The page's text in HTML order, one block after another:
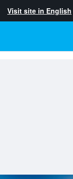
Visit site in English